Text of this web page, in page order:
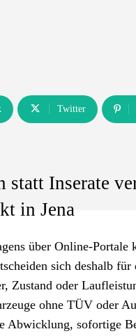
Twitter
Inserate
in Jena
über Online-
sich deshalb für
Zustand oder
ohne TÜV oder
Abwicklung, sofortige